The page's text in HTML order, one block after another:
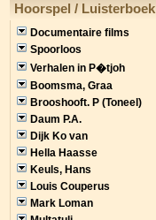
Hoorspel / Luisterboek
Documentaire films
Spoorloos
Verhalen in P�tjoh
Boomsma, Graa
Brooshooft. P (Toneel)
Daum P.A.
Dijk Ko van
Hella Haasse
Keuls, Hans
Louis Couperus
Mark Loman